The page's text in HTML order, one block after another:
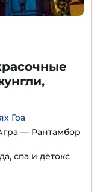
Гоа
— Рантамбор
спа и детокс